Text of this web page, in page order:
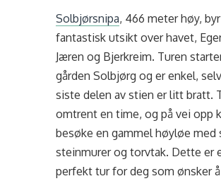
Solbjørsnipa, 466 meter høy,
fantastisk utsikt over havet,
Jæren og Bjerkreim. Turen
gården Solbjørg og er enkel,
siste delen av stien er litt bratt.
omtrent en time, og på vei opp
besøke en gammel høyløe med
steinmurer og torvtak. Dette er
perfekt tur for deg som ønsker